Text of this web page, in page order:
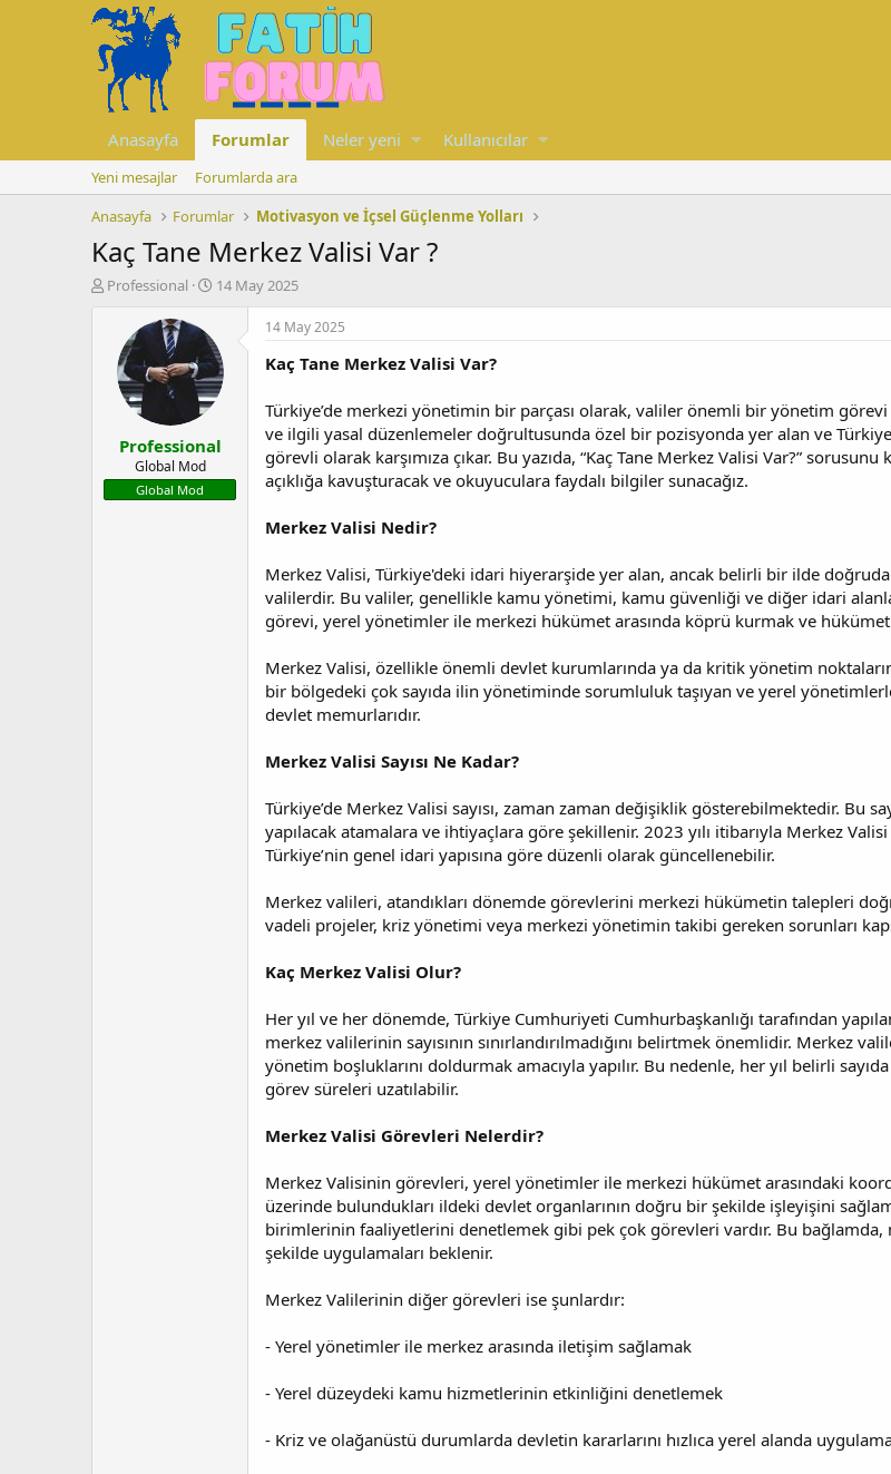
Anasayfa Forumlar Neler yeni Kullanıcılar
Yeni mesajlar
Forumlarda ara
Anasayfa
Forumlar Motivasyon ve İçsel Güçlenme Yolları
Kaç Tane Merkez Valisi Var ?
K
a
t
Professional
B
l
a
n
g
ç
a
r
14 May 2025
Professional
Global Mod
Global Mod
14 May 2025
Kaç Tane Merkez Valisi Var?
Türkiye’de merkezi yönetimin bir parçası olarak, valiler önemli bir yönetim
ve ilgili yasal düzenlemeler doğrultusunda özel bir pozisyonda yer alan ve
görevli olarak karşımıza çıkar. Bu yazıda, “Kaç Tane Merkez Valisi Var?”
açıklığa kavuşturacak ve okuyuculara faydalı bilgiler sunacağız.
Merkez Valisi Nedir?
Merkez Valisi, Türkiye'deki idari hiyerarşide yer alan, ancak belirli bir ilde
valilerdir. Bu valiler, genellikle kamu yönetimi, kamu güvenliği ve diğer idari
görevi, yerel yönetimler ile merkezi hükümet arasında köprü kurmak ve
Merkez Valisi, özellikle önemli devlet kurumlarında ya da kritik yönetim
bir bölgedeki çok sayıda ilin yönetiminde sorumluluk taşıyan ve yerel
devlet memurlarıdır.
Merkez Valisi Sayısı Ne Kadar?
Türkiye’de Merkez Valisi sayısı, zaman zaman değişiklik gösterebilmektedir. Bu
yapılacak atamalara ve ihtiyaçlara göre şekillenir. 2023 yılı itibarıyla Merkez Valisi
Türkiye’nin genel idari yapısına göre düzenli olarak güncellenebilir.
Merkez valileri, atandıkları dönemde görevlerini merkezi hükümetin talepleri
vadeli projeler, kriz yönetimi veya merkezi yönetimin takibi gereken sorunları
Kaç Merkez Valisi Olur?
Her yıl ve her dönemde, Türkiye Cumhuriyeti Cumhurbaşkanlığı tarafından
merkez valilerinin sayısının sınırlandırılmadığını belirtmek önemlidir. Merkez
yönetim boşluklarını doldurmak amacıyla yapılır. Bu nedenle, her yıl belirli
görev süreleri uzatılabilir.
Merkez Valisi Görevleri Nelerdir?
Merkez Valisinin görevleri, yerel yönetimler ile merkezi hükümet arasındaki
üzerinde bulundukları ildeki devlet organlarının doğru bir şekilde işleyişini
birimlerinin faaliyetlerini denetlemek gibi pek çok görevleri vardır. Bu
şekilde uygulamaları beklenir.
Merkez Valilerinin diğer görevleri ise şunlardır:
- Yerel yönetimler ile merkez arasında iletişim sağlamak
- Yerel düzeydeki kamu hizmetlerinin etkinliğini denetlemek
- Kriz ve olağanüstü durumlarda devletin kararlarını hızlıca yerel alanda